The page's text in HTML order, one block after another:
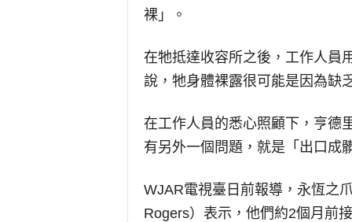
裸」。
在牠抵達收容所之後，工作人員
說，牠身體裸露很可能是因為缺
在工作人員的悉心照顧下，亨德
有另外一個問題，就是「出口成
WJAR電視臺日前報導，永恆之
Rogers）表示，他們約2個月前